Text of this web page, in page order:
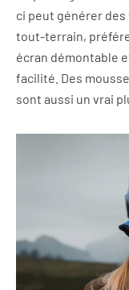
ci peut générer
tout-terrain,
écran démontable
facilité. Des
sont aussi un vrai